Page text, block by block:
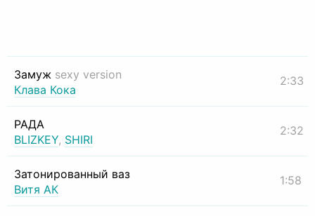
Замуж sexy version
Клава Кока
2:33
РАДА
BLIZKEY, SHIRI
2:32
Затонированный ваз
Витя АК
1:58